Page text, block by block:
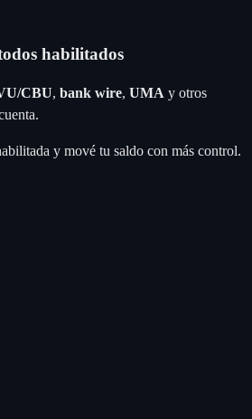
habilitados
CBU, bank wire, UMA y otros
y mové tu saldo con más control.